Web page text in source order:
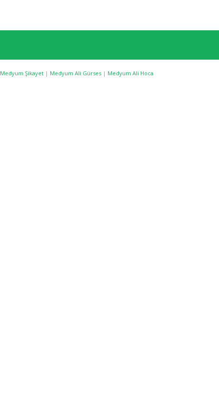
Medyum Şikayet | Medyum Ali Gürses | Medyum Ali Hoca